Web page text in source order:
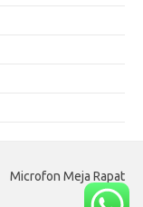
Microfon Meja Rapat